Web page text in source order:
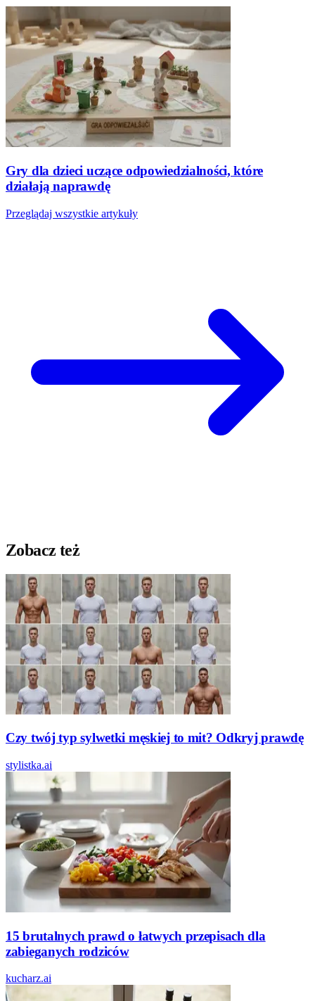
Gry dla dzieci uczące odpowiedzialności, które
działają naprawdę
Przeglądaj wszystkie artykuły
Zobacz też
Czy twój typ sylwetki męskiej to mit? Odkryj prawdę
stylistka.ai
15 brutalnych prawd o łatwych przepisach dla
zabieganych rodziców
kucharz.ai